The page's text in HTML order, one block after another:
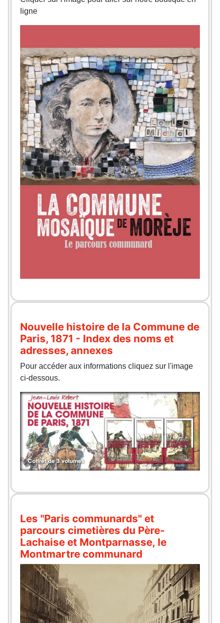
ligne
Nouvelle histoire de la Commune de
Paris, 1871 - Index des noms et
adresses, annexes
Pour accéder aux informations cliquez sur l'image
ci-dessous.
Les "Paris communards" et
parcours cimetières du Père-
Lachaise et Montparnasse, le
Montmartre communard